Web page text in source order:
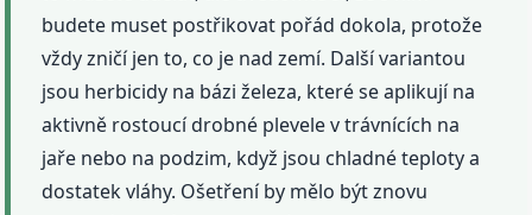
budete muset postřikovat pořád dokola, protože
vždy zničí jen to, co je nad zemí. Další variantou
jsou herbicidy na bázi železa, které se aplikují na
aktivně rostoucí drobné plevele v trávnících na
jaře nebo na podzim, když jsou chladné teploty a
dostatek vláhy. Ošetření by mělo být znovu